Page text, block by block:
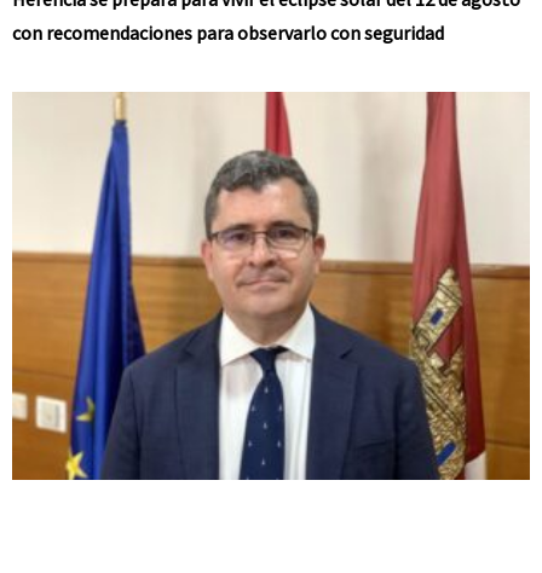
con recomendaciones para observarlo con seguridad